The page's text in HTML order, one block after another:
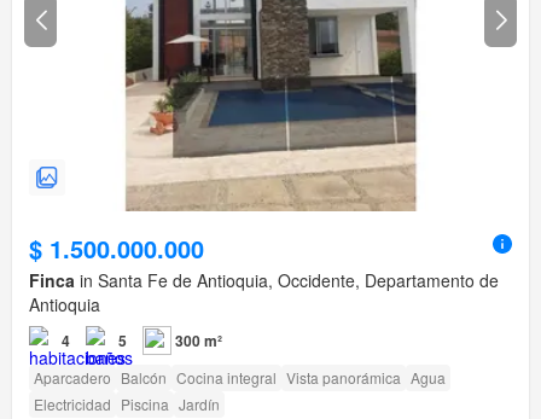
$ 1.500.000.000
Finca in Santa Fe de Antioquia, Occidente, Departamento de
Antioquia
4 5 300 m²
Aparcadero Balcón Cocina integral Vista panorámica Agua
Electricidad Piscina Jardín